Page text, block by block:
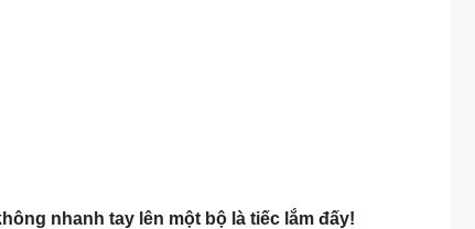
nhanh tay lên một bộ là tiếc lắm đấy!